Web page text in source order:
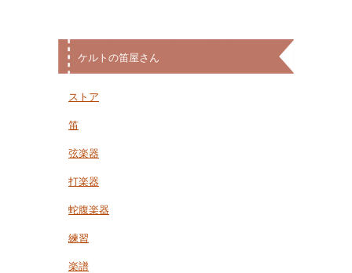
ケルトの笛屋さん
ストア
笛
弦楽器
打楽器
蛇腹楽器
練習
楽譜